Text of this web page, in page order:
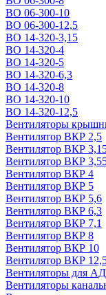
ВО 06-300-10
ВО 06-300-12,5
ВО 14-320-3,15
ВО 14-320-4
ВО 14-320-5
ВО 14-320-6,3
ВО 14-320-8
ВО 14-320-10
ВО 14-320-12,5
Вентиляторы
Вентилятор ВКР 2,5
Вентилятор ВКР
Вентилятор ВКР
Вентилятор ВКР 4
Вентилятор ВКР 5
Вентилятор ВКР 5,6
Вентилятор ВКР 6,3
Вентилятор ВКР 7,1
Вентилятор ВКР 8
Вентилятор ВКР 10
Вентилятор ВКР
Вентиляторы для
Вентиляторы